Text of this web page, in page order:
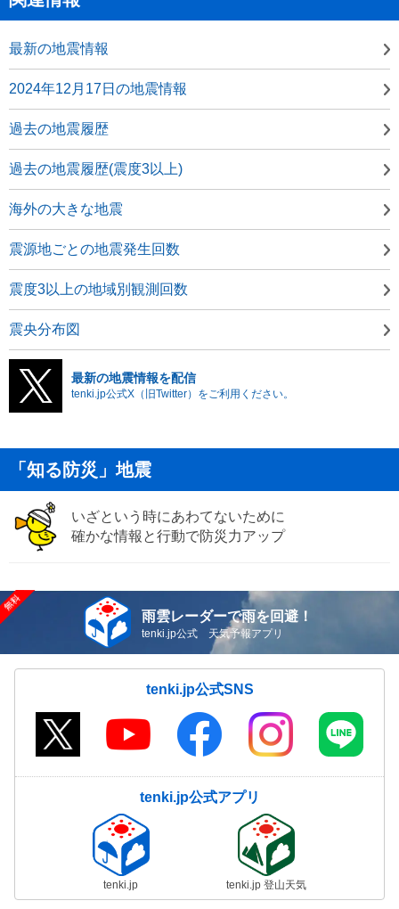
最新の地震情報
2024年12月17日の地震情報
過去の地震履歴
過去の地震履歴(震度3以上)
海外の大きな地震
震源地ごとの地震発生回数
震度3以上の地域別観測回数
震央分布図
最新の地震情報を配信
tenki.jp公式X（旧Twitter）をご利用ください。
「知る防災」地震
いざという時にあわてないために
確かな情報と行動で防災力アップ
雨雲レーダーで雨を回避！
tenki.jp公式 天気予報アプリ
tenki.jp公式SNS
tenki.jp公式アプリ
tenki.jp tenki.jp 登山天気